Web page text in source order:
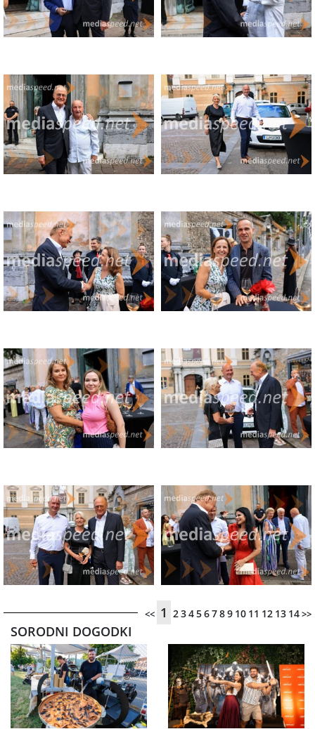
<< 1 23456789 10 11 12 13 14>>
SORODNI DOGODKI